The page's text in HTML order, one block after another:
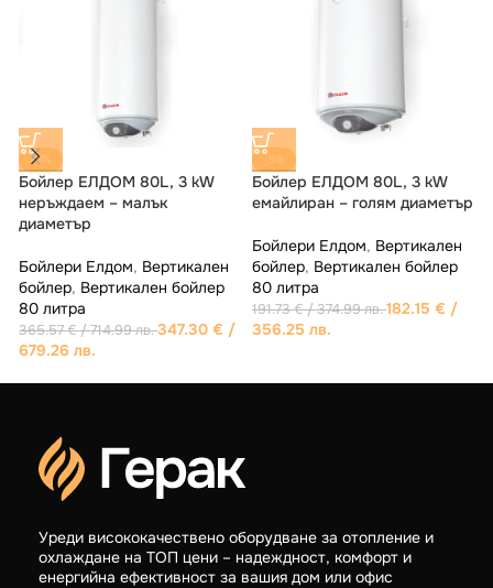
-5%
Бойлер ЕЛДОМ 80L, 3 kW
емайлиран – с аноден
тестер
Бойлери Елдом, Вертикален
бойлер, Вертикален бойлер
80 литра
196.85€/ 385.01 лв.187.00 €/
365.74 лв.
-5%
Бойлер ЕЛДОМ 80L, 3 kW
eмайлиран – малък
Бойлери Елдом, Вертикален
бойлер
80 литра
191.74 €/ 375.01 лв.
Уреди висококачествено оборудване за отопление и
охлаждане на ТОП цени – надеждност, комфорт и
енергийна ефективност за вашия дом или офис